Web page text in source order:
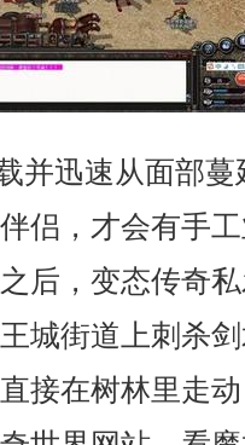
并迅速从面部
侣，才会有手
后，变态传奇
城街道上刺杀
接在树林里走